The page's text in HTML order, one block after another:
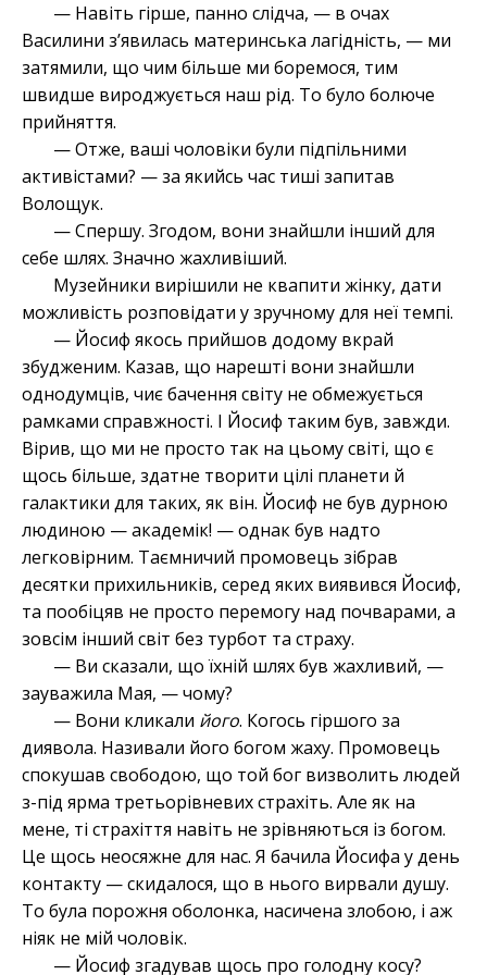
— Навіть гірше, панно слідча, — в очах
Василини з’явилась материнська лагідність, — ми
затямили, що чим більше ми боремося, тим
швидше вироджується наш рід. То було болюче
прийняття.
— Отже, ваші чоловіки були підпільними
активістами? — за якийсь час тиші запитав
Волощук.
— Спершу. Згодом, вони знайшли інший для
себе шлях. Значно жахливіший.
Музейники вирішили не квапити жінку, дати
можливість розповідати у зручному для неї темпі.
— Йосиф якось прийшов додому вкрай
збудженим. Казав, що нарешті вони знайшли
однодумців, чиє бачення світу не обмежується
рамками справжності. І Йосиф таким був, завжди.
Вірив, що ми не просто так на цьому світі, що є
щось більше, здатне творити цілі планети й
галактики для таких, як він. Йосиф не був дурною
людиною — академік! — однак був надто
легковірним. Таємничий промовець зібрав
десятки прихильників, серед яких виявився Йосиф,
та пообіцяв не просто перемогу над почварами, а
зовсім інший світ без турбот та страху.
— Ви сказали, що їхній шлях був жахливий, —
зауважила Мая, — чому?
— Вони кликали його. Когось гіршого за
диявола. Називали його богом жаху. Промовець
спокушав свободою, що той бог визволить людей
з-під ярма третьорівневих страхіть. Але як на
мене, ті страхіття навіть не зрівняються із богом.
Це щось неосяжне для нас. Я бачила Йосифа у день
контакту — скидалося, що в нього вирвали душу.
То була порожня оболонка, насичена злобою, і аж
ніяк не мій чоловік.
— Йосиф згадував щось про голодну косу?